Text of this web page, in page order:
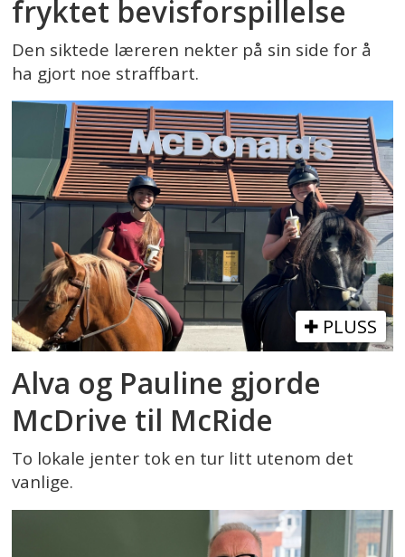
fryktet bevisforspillelse
Den siktede læreren nekter på sin side for å
ha gjort noe straffbart.
PLUSS
Alva og Pauline gjorde
McDrive til McRide
To lokale jenter tok en tur litt utenom det
vanlige.